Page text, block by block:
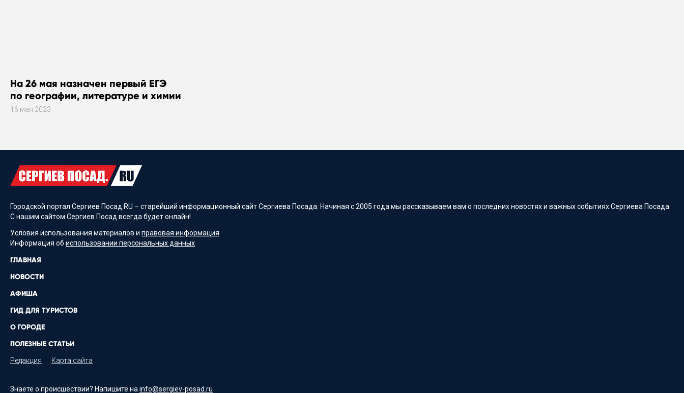
На 26 мая назначен первый ЕГЭ
по географии, литературе и химии
16 мая 2023
Городской портал Сергиев Посад.RU – старейший информационный сайт Сергиева Посада. Начиная с 2005 года мы рассказываем вам о последних новостях и важных событиях Сергиева Посада.
С нашим сайтом Сергиев Посад всегда будет онлайн!
Условия использования материалов и правовая информация
Информация об использовании персональных данных
ГЛАВНАЯ
НОВОСТИ
АФИША
ГИД ДЛЯ ТУРИСТОВ
О ГОРОДЕ
ПОЛЕЗНЫЕ СТАТЬИ
Редакция Карта сайта
Знаете о происшествии? Напишите наinfo@sergiev-posad.ru